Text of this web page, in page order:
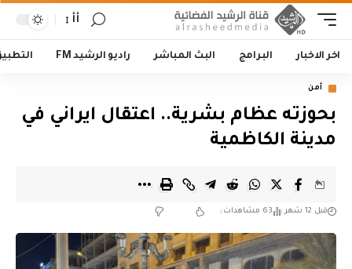
أأ
اخر الاخبار البرامج البث المباشر راديو الرشيد FM
أمن
بحوزته عظام بشرية.. اعتقال ايراني في
مدينة الكاظمية
قبل 12 شهر 63 مشاهدات